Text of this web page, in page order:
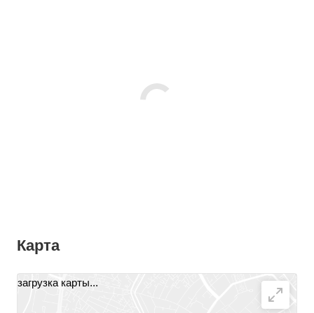
Карта
загрузка карты...